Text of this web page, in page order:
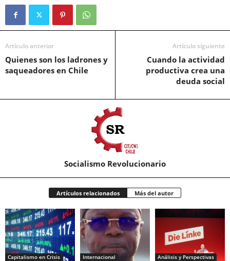
Artículo anterior
Quienes son los ladrones y
saqueadores en Chile
Artículo siguiente
Cuando la actividad
productiva crea una
deuda social
Socialismo Revolucionario
Artículos relacionados Más del autor
Capitalismo en Crisis Internacional Análisis y Perspectivas